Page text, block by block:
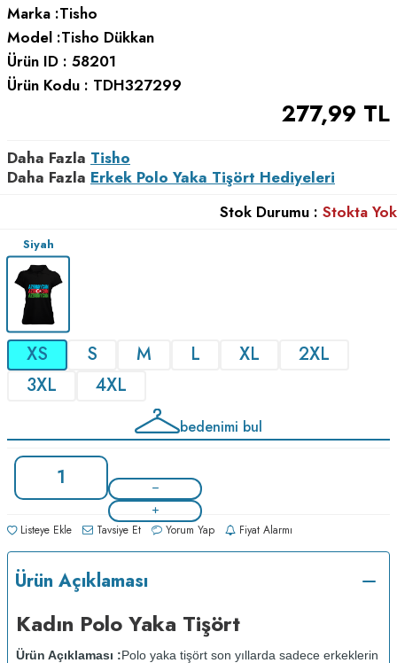
Marka :Tisho
Model :Tisho Dükkan
Ürün ID : 58201
Ürün Kodu : TDH327299
277,99 TL
Daha Fazla Tisho
Daha Fazla Erkek Polo Yaka Tişört Hediyeleri
Stok Durumu : Stokta Yok
Siyah
XS S M L XL
2XL
3XL
4XL
bedenimi bul
Listeye Ekle Tavsiye Et Yorum Yap Fiyat Alarmı
Ürün Açıklaması
Kadın Polo Yaka Tişört
Ürün Açıklaması :Polo yaka tişört son yıllarda sadece erkeklerin